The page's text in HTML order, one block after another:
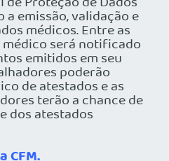
a emissão, validação e
médicos. Entre as
será notificado
emitidos em seu
poderão
de atestados e as
terão a chance de
dos atestados